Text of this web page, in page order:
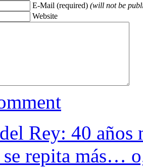
E-Mail (required) (will not be
Website
Rey: 40 años
repita más…